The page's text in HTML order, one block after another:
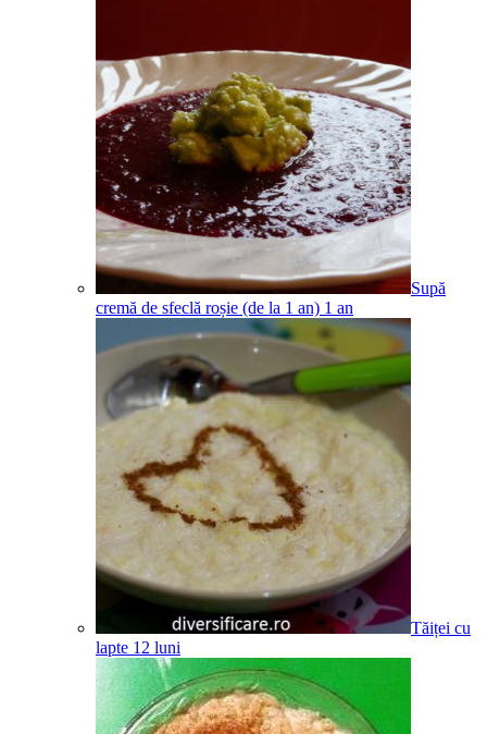
Supă
cremă de sfeclă roșie (de la 1 an) 1 an
Tăiței cu
lapte 12 luni